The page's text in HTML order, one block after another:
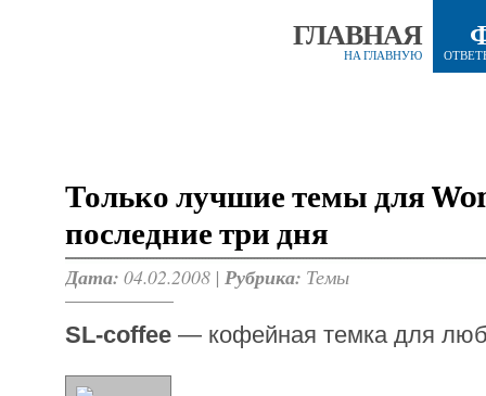
ГЛАВНАЯ
НА ГЛАВНУЮ
Только лучшие темы для
последние три дня
Дата: 04.02.2008 | Рубрика: Темы
SL-coffee — кофейная темка для